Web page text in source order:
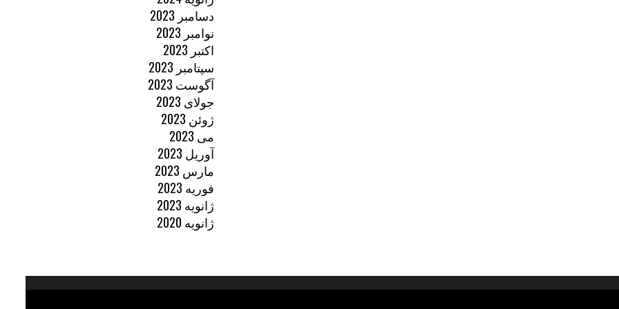
دسامبر 2023
نوامبر 2023
اکتبر 2023
سپتامبر 2023
آگوست 2023
جولای 2023
ژوئن 2023
می 2023
آوریل 2023
مارس 2023
فوریه 2023
ژانویه 2023
ژانویه 2020